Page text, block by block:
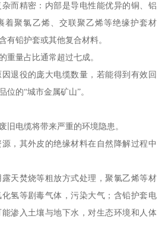
而精密：内部是导电性能优异的铜、铝
着聚氯乙烯、交联聚乙烯等绝缘护套材
有铅护套或其他复合材料。
重量占比通常超过七成。
退役的庞大电缆数量，若能得到有效回
位的“城市金属矿山”。
旧电缆将带来严重的环境隐患。
，其外皮的绝缘材料在自然降解过程中
天焚烧等粗放方式处理，聚氯乙烯等材
氢等剧毒气体，污染大气；含铅护套电
渗入土壤与地下水，对生态环境和人体